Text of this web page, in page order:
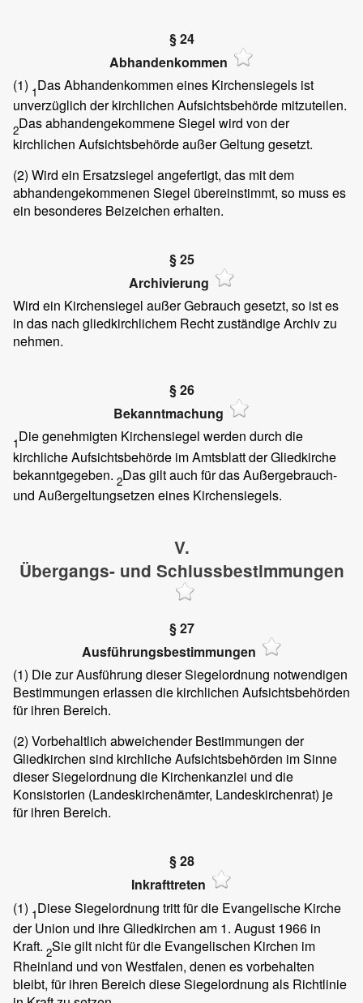
§ 24
Abhandenkommen
(1) 1Das Abhandenkommen eines Kirchensiegels ist
unverzüglich der kirchlichen Aufsichtsbehörde mitzuteilen.
2Das abhandengekommene Siegel wird von der
kirchlichen Aufsichtsbehörde außer Geltung gesetzt.
(2) Wird ein Ersatzsiegel angefertigt, das mit dem
abhandengekommenen Siegel übereinstimmt, so muss es
ein besonderes Beizeichen erhalten.
§ 25
Archivierung
Wird ein Kirchensiegel außer Gebrauch gesetzt, so ist es
in das nach gliedkirchlichem Recht zuständige Archiv zu
nehmen.
§ 26
Bekanntmachung
1Die genehmigten Kirchensiegel werden durch die
kirchliche Aufsichtsbehörde im Amtsblatt der Gliedkirche
bekanntgegeben. 2Das gilt auch für das Außergebrauch-
und Außergeltungsetzen eines Kirchensiegels.
V.
Übergangs- und Schlussbestimmungen
§ 27
Ausführungsbestimmungen
(1) Die zur Ausführung dieser Siegelordnung notwendigen
Bestimmungen erlassen die kirchlichen Aufsichtsbehörden
für ihren Bereich.
(2) Vorbehaltlich abweichender Bestimmungen der
Gliedkirchen sind kirchliche Aufsichtsbehörden im Sinne
dieser Siegelordnung die Kirchenkanzlei und die
Konsistorien (Landeskirchenämter, Landeskirchenrat) je
für ihren Bereich.
§ 28
Inkrafttreten
(1) 1Diese Siegelordnung tritt für die Evangelische Kirche
der Union und ihre Gliedkirchen am 1. August 1966 in
Kraft. 2Sie gilt nicht für die Evangelischen Kirchen im
Rheinland und von Westfalen, denen es vorbehalten
bleibt, für ihren Bereich diese Siegelordnung als Richtlinie